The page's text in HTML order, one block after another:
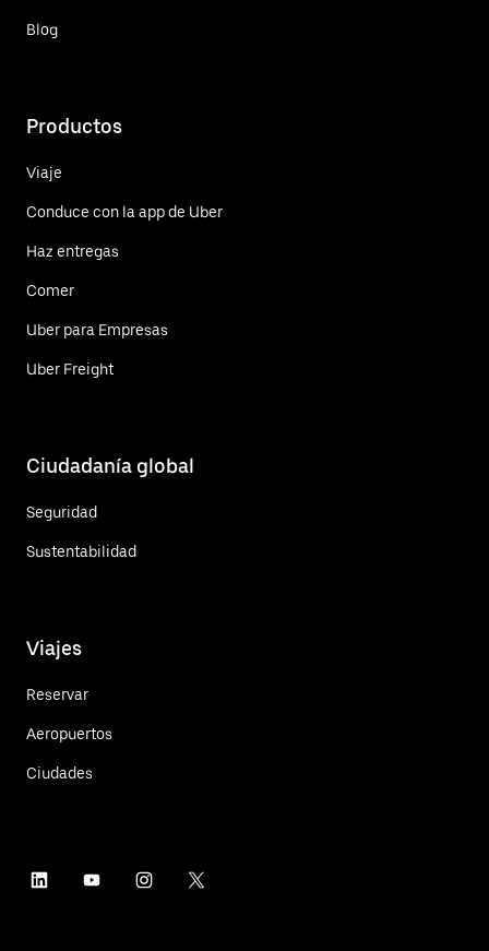
Blog
Productos
Viaje
Conduce con la app de Uber
Haz entregas
Comer
Uber para Empresas
Uber Freight
Ciudadanía global
Seguridad
Sustentabilidad
Viajes
Reservar
Aeropuertos
Ciudades